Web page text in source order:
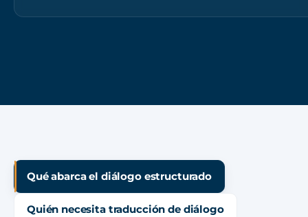
Qué abarca el diálogo estructurado
Quién necesita traducción de diálogo